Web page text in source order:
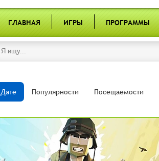
ГЛАВНАЯ ИГРЫ ПРОГРАММЫ
Дате Популярности Посещаемости